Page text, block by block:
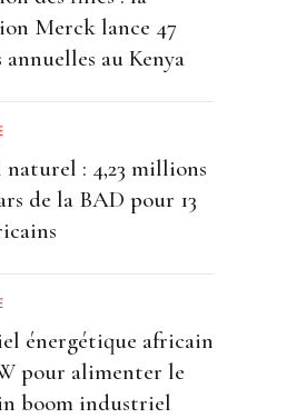
Merck lance 47
annuelles au Kenya
: 4,23 millions
de la BAD pour 13
énergétique africain
pour alimenter le
boom industriel